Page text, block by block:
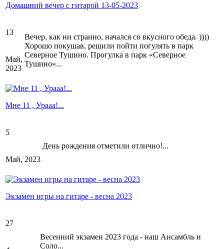
Домашний вечер с гитарой 13-05-2023
13
Вечер, как ни странно, начался со вкусного обеда. ))))
Хорошо покушав, решили пойти погулять в парк
Северное Тушино. Прогулка в парк «Северное
Тушино»...
Май,
2023
Мне 11 , Урааа!...
5
День рождения отметили отлично!...
Май, 2023
Экзамен игры на гитаре - весна 2023
27
Весенний экзамен 2023 года - наш Ансамбль и
Соло...